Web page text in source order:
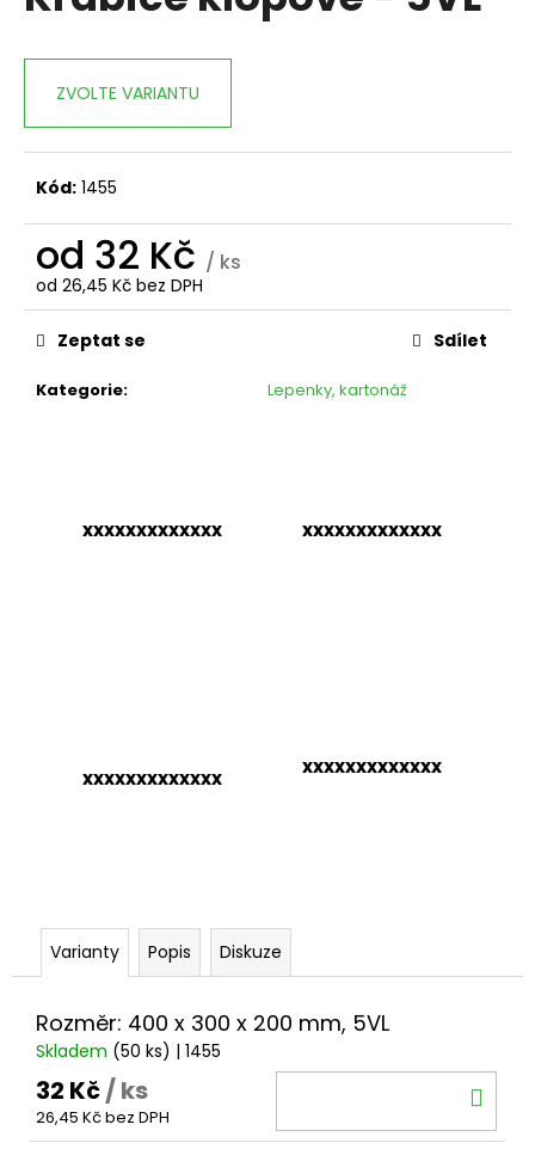
hvězdiček.
ZVOLTE VARIANTU
Kód: 1455
od 32 Kč / ks
od 26,45 Kč bez DPH
Měrná
cena:
Kategorie: Lepenky, kartonáž
Zeptat se Sdílet
xxxxxxxxxxxxx xxxxxxxxxxxxx
xxxxxxxxxxxxx xxxxxxxxxxxxx
Varianty Popis Diskuze
Rozměr: 400 x 300 x 200 mm, 5VL
Skladem (50 ks) | 1455
32 Kč/ ks
26,45 Kč bez DPH
j
t
?
HLEDAT
D